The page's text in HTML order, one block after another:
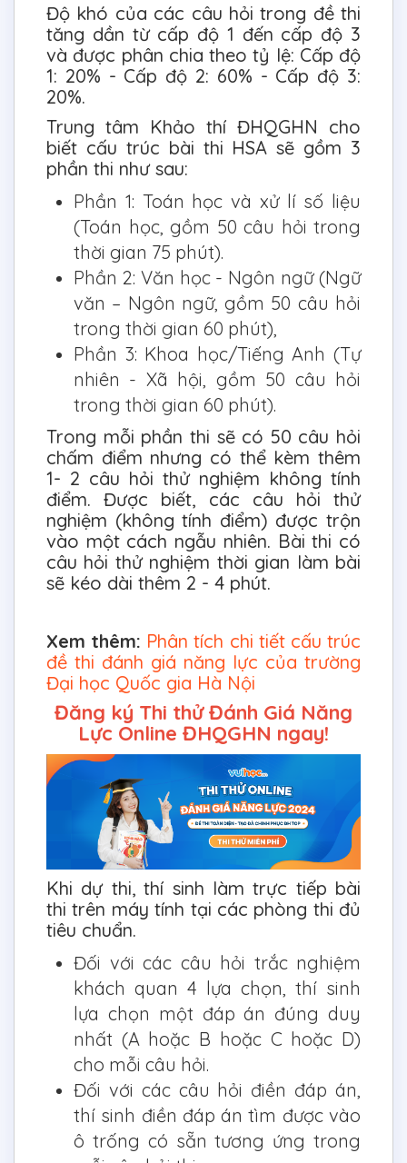
Độ khó của các câu hỏi trong đề thi
tăng dần từ cấp độ 1 đến cấp độ 3
và được phân chia theo tỷ lệ: Cấp độ
1: 20% - Cấp độ 2: 60% - Cấp độ 3:
20%.
Trung tâm Khảo thí ĐHQGHN cho
biết cấu trúc bài thi HSA sẽ gồm 3
phần thi như sau:
Phần 1: Toán học và xử lí số liệu
(Toán học, gồm 50 câu hỏi trong
thời gian 75 phút).
Phần 2: Văn học - Ngôn ngữ (Ngữ
văn – Ngôn ngữ, gồm 50 câu hỏi
trong thời gian 60 phút),
Phần 3: Khoa học/Tiếng Anh (Tự
nhiên - Xã hội, gồm 50 câu hỏi
trong thời gian 60 phút).
Trong mỗi phần thi sẽ có 50 câu hỏi
chấm điểm nhưng có thể kèm thêm
1- 2 câu hỏi thử nghiệm không tính
điểm. Được biết, các câu hỏi thử
nghiệm (không tính điểm) được trộn
vào một cách ngẫu nhiên. Bài thi có
câu hỏi thử nghiệm thời gian làm bài
sẽ kéo dài thêm 2 - 4 phút.
Xem thêm: Phân tích chi tiết cấu trúc
đề thi đánh giá năng lực của trường
Đại học Quốc gia Hà Nội
Đăng ký Thi thử Đánh Giá Năng
Lực Online ĐHQGHN ngay!
Khi dự thi, thí sinh làm trực tiếp bài
thi trên máy tính tại các phòng thi đủ
tiêu chuẩn.
Đối với các câu hỏi trắc nghiệm
khách quan 4 lựa chọn, thí sinh
lựa chọn một đáp án đúng duy
nhất (A hoặc B hoặc C hoặc D)
cho mỗi câu hỏi.
Đối với các câu hỏi điền đáp án,
thí sinh điền đáp án tìm được vào
ô trống có sẵn tương ứng trong